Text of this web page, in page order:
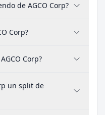
de AGCO Corp?
Corp?
Corp?
un split de